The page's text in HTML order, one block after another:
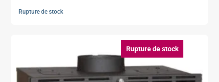
Rupture de stock
Rupture de stock